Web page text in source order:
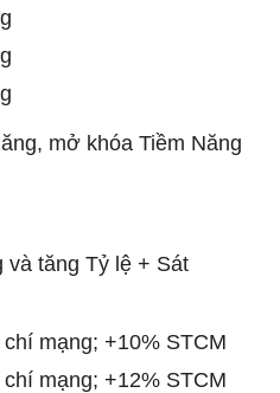
mở khóa Tiềm Năng
và tăng Tỷ lệ + Sát
mạng; +10% STCM
mạng; +12% STCM